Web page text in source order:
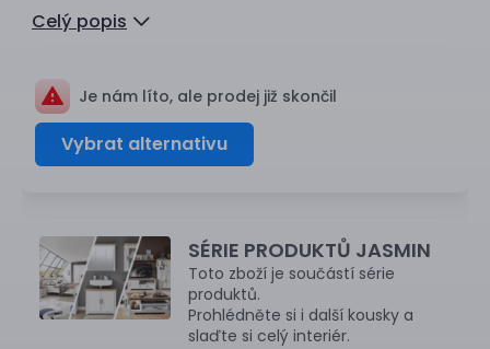
Celý popis
Je nám líto, ale prodej již skončil
Vybrat alternativu
SÉRIE PRODUKTŮ JASMIN
Toto zboží je součástí série
produktů.
Prohlédněte si i další kousky a
slaďte si celý interiér.